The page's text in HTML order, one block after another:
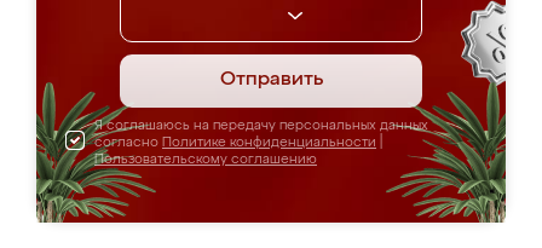
Отправить
Я соглашаюсь на передачу персональных данных
согласно Политике конфиденциальности
Пользовательскому соглашению